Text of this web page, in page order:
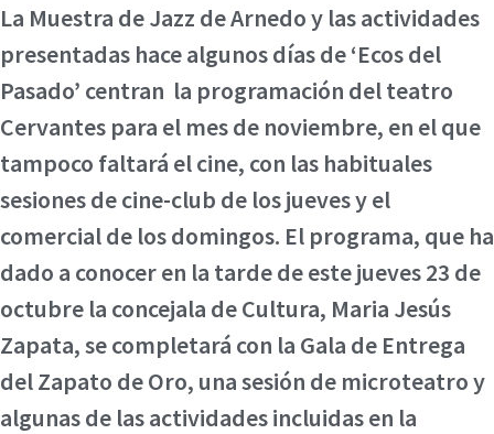
La Muestra de Jazz de Arnedo y las actividades
presentadas hace algunos días de ‘Ecos del
Pasado’ centran la programación del teatro
Cervantes para el mes de noviembre, en el que
tampoco faltará el cine, con las habituales
sesiones de cine-club de los jueves y el
comercial de los domingos. El programa, que ha
dado a conocer en la tarde de este jueves 23 de
octubre la concejala de Cultura, Maria Jesús
Zapata, se completará con la Gala de Entrega
del Zapato de Oro, una sesión de microteatro y
algunas de las actividades incluidas en la